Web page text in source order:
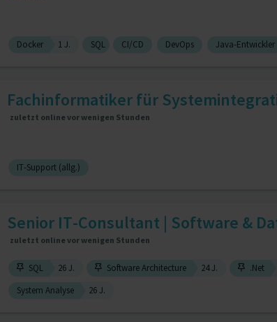
Docker 1 J. SQL CI/CD DevOps Java-Entwickler
Fachinformatiker für
zuletzt online vor wenigen Stunden
IT-Support (allg.)
Senior IT-Consultant | Software &
zuletzt online vor wenigen Stunden
SQL 26 J. Software Architecture 24 J. .Net
System Analyse
26 J.